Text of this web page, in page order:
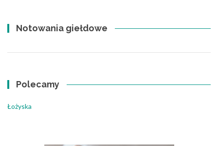
Notowania giełdowe
Polecamy
Łożyska